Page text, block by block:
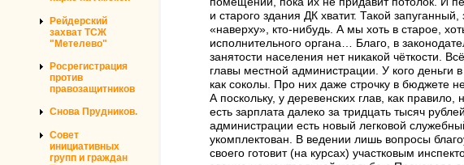
Рейдерский
захват ТСЖ
"Метелево"
Росрегистрация
против
правозащитников
Снова Прудников.
Совет
инициативных
групп и граждан
и старого здания ДК хватит. Такой
«наверху», кто-нибудь. А мы хоть в старое,
исполнительного органа… Благо, в
занятости населения нет никакой чёткости.
главы местной администрации. У кого деньги
как соколы. Про них даже строчку в бюджете
А поскольку, у деревенских глав, как
есть зарплата далеко за тридцать тысяч
администрации есть новый легковой
укомплектован. В ведении лишь вопросы
своего готовит (на курсах) участковым